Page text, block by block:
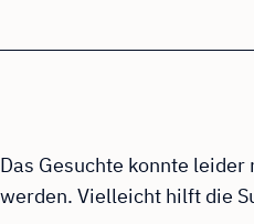
Das Gesuchte konnte leider
werden. Vielleicht hilft die